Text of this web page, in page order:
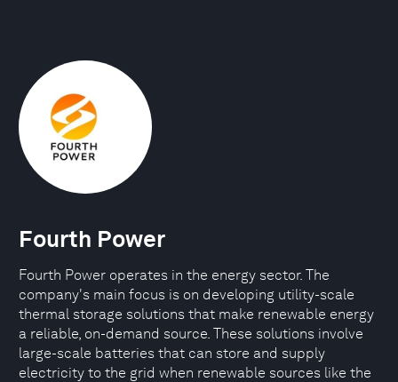
Fourth Power
Fourth Power operates in the energy sector. The
company's main focus is on developing utility-scale
thermal storage solutions that make renewable energy
a reliable, on-demand source. These solutions involve
large-scale batteries that can store and supply
electricity to the grid when renewable sources like the